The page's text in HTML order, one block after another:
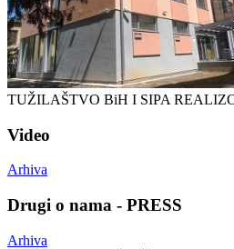
TUŽILAŠTVO BiH I SIPA
Video
Arhiva
Drugi o nama - PRESS
Arhiva